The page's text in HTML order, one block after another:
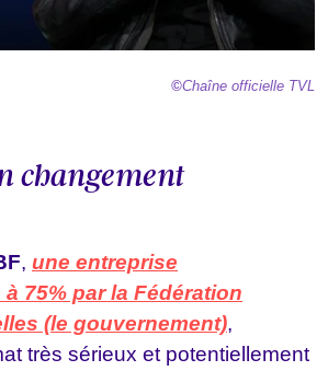
©Chaîne officielle TVL
changement
, une entreprise
à 75% par la Fédération
(le gouvernement),
très sérieux et potentiellement